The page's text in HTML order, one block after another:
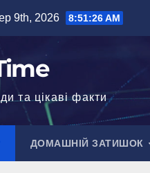
9th, 2026 8:51:27 AM
та цікаві факти
ДОМАШНІЙ ЗАТИШОК